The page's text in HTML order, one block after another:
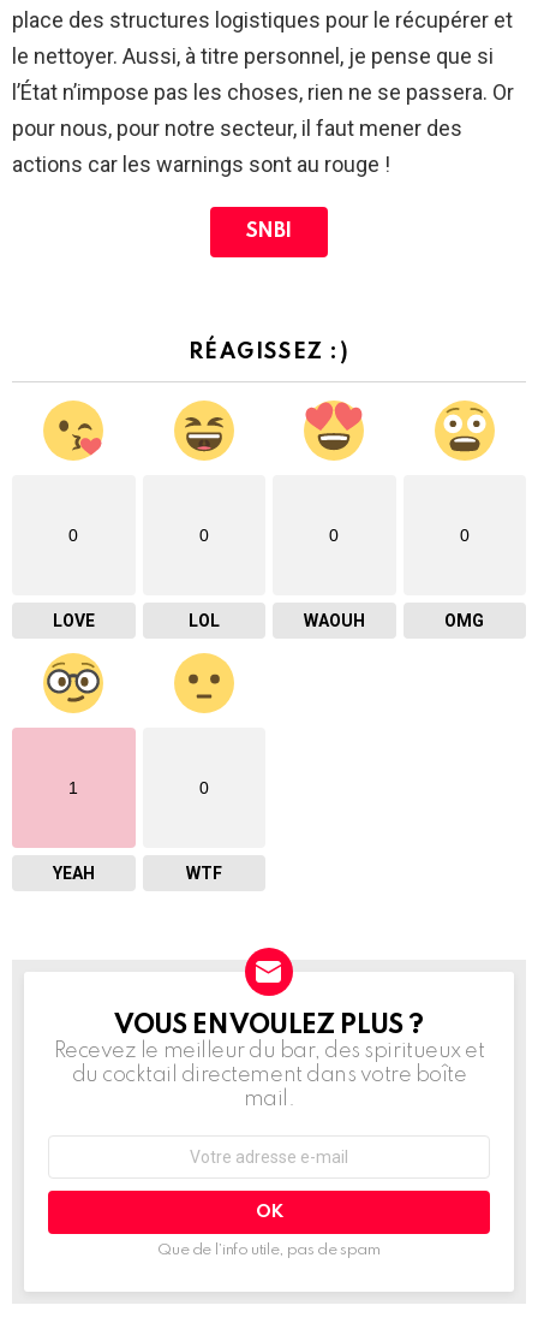
place des structures logistiques pour le récupérer et
le nettoyer. Aussi, à titre personnel, je pense que si
l’État n’impose pas les choses, rien ne se passera. Or
pour nous, pour notre secteur, il faut mener des
actions car les warnings sont au rouge !
SNBI
RÉAGISSEZ :)
0
LOVE
0
LOL
0
WAOUH
0
OMG
1
YEAH
0
WTF
NEWSLETTER
VOUS EN VOULEZ PLUS ?
Recevez le meilleur du bar, des spiritueux et
du cocktail directement dans votre boîte
mail.
mail
Que de l’info utile, pas de spam